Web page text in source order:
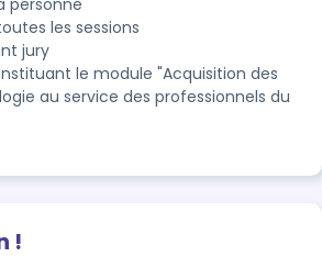
personne
les sessions
jury
le module "Acquisition des
au service des professionnels du
!